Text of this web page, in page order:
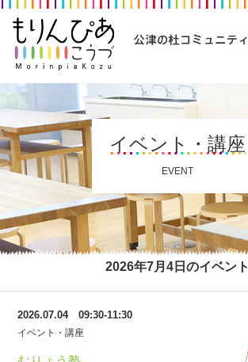
イベント・講座
EVENT
2026年7月4日のイベント
2026.07.04 09:30-11:30
イベント・講座